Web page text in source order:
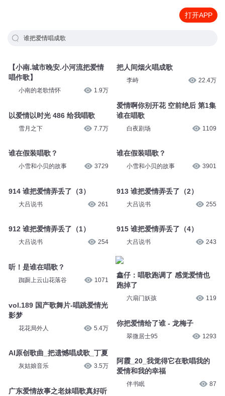
打开APP
谁把爱情唱成歌
【小南.城市晚安.小河流把爱情
唱作歌】
小南的老歌情怀 1.9万
以爱情以时光 486 给我唱歌
雪月之下 7.7万
谁在假装唱歌？
小雪和小贝的故事 3729
914 谁把爱情弄丢了（3）
大吕说书 261
912 谁把爱情弄丢了（1）
大吕说书 254
听！是谁在唱歌？
踟蹰上云山花落谷 1071
vol.189 国产歌舞片-唱跳爱情光
影梦
花花局外人 5.4万
AI原创歌曲_把遗憾唱成歌_丁夏
灰姑娘音乐 3.5万
广东爱情故事之老妹唱歌真好听
把人间烟火唱成歌
李峙 22.4万
爱情啊你别开花 空前绝后 第1集
谁在唱歌
白夜剧场 1109
谁在假装唱歌？
小雪和小贝的故事 3901
913 谁把爱情弄丢了（2）
大吕说书 255
915 谁把爱情弄丢了（4）
大吕说书 243
鑫仔：唱歌跑调了 感觉爱情也
跑掉了
六扇门妖孩 119
你把爱情给了谁 - 龙梅子
翠微居士95 1293
阿霞_20_我觉得它在歌唱我的
爱情和我的幸福
伴书眠 87